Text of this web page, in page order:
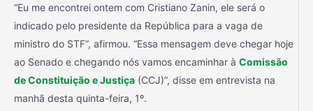
“Eu me encontrei ontem com Cristiano Zanin, ele será o
indicado pelo presidente da República para a vaga de
ministro do STF”, afirmou. “Essa mensagem deve chegar hoje
ao Senado e chegando nós vamos encaminhar à Comissão
de Constituição e Justiça (CCJ)”, disse em entrevista na
manhã desta quinta-feira, 1º.